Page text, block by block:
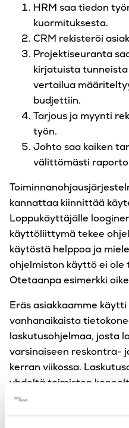
HRM saa tiedon
kuormituksesta.
CRM rekisteröi
Projektiseuranta
kirjatuista
vertailua
budjettiin.
Tarjous ja myynti
työn.
Johto saa kaiken
välittömästi
kannattaa kiinnittää
Loppukäyttäjälle
käyttöliittymä tekee
käytöstä helppoa ja
ohjelmiston käyttö ei
Otetaanpa esimerkki
Eräs asiakkaamme
vanhanaikaista
laskutusohjelmaa, josta
varsinaiseen reskontra-
kerran viikossa.
yhdeltä toimiston
sanotusti pitkin
asiakkaalla ei ollut